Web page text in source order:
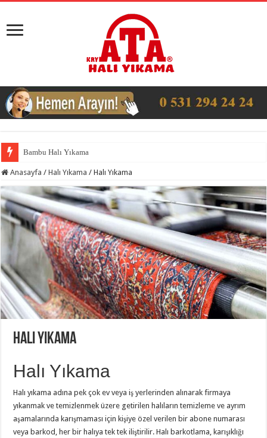
Bambu Halı Yıkama
Anasayfa / Halı Yıkama / Halı Yıkama
Halı Yıkama
Halı Yıkama
Halı yıkama adına pek çok ev veya iş yerlerinden alınarak firmaya
yıkanmak ve temizlenmek üzere getirilen halıların temizleme ve ayrım
aşamalarında karışmaması için kişiye özel verilen bir abone numarası
veya barkod, her bir halıya tek tek iliştirilir. Halı barkotlama, karışıklığı